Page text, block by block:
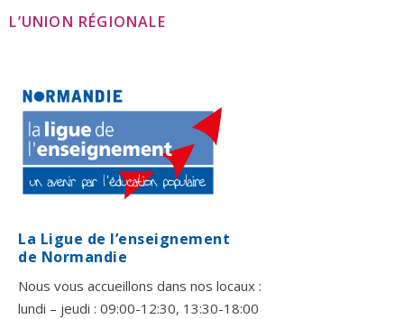
L’UNION RÉGIONALE
La Ligue de l’enseignement
de Normandie
Nous vous accueillons dans nos locaux :
lundi – jeudi : 09:00-12:30, 13:30-18:00